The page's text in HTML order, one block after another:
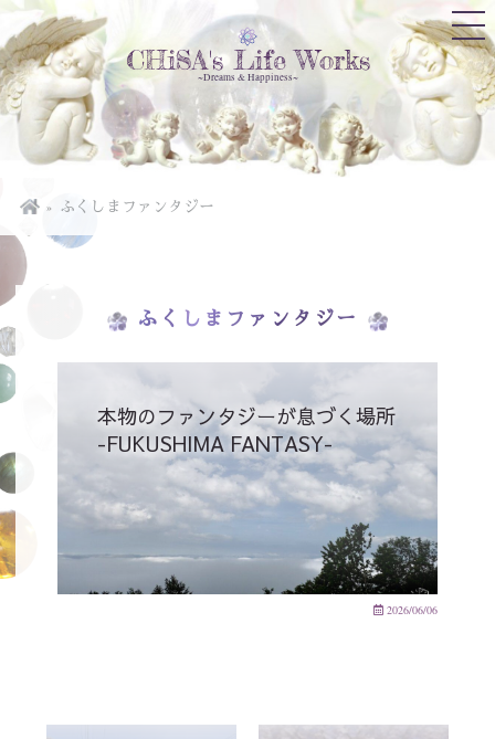
CHiSA's Life Works
~Dreams & Happiness~
ふくしまファンタジー
ふくしまファンタジー
本物のファンタジーが息づく場所
-FUKUSHIMA FANTASY-
2026/06/06